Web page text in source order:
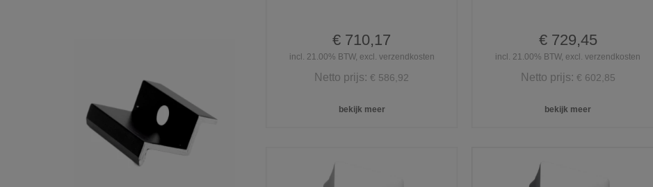
€ 710,17
incl. 21.00% BTW, excl. verzendkosten
Netto prijs:€ 586,92
bekijk meer
€ 729,45
incl. 21.00% BTW, excl. verzendkosten
Netto prijs: € 602,85
bekijk meer